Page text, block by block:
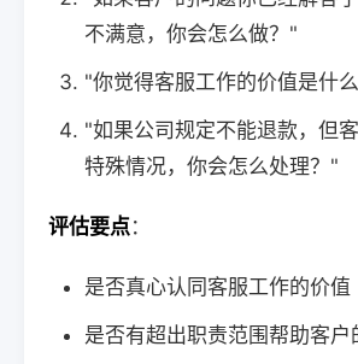
不满意，你会怎么做？"
"你觉得客服工作的价值是什
"如果公司规定不能退款，但
特殊情况，你会怎么处理？"
评估要点：
是否真心认同客服工作的价值
是否有超出职责范围帮助客户